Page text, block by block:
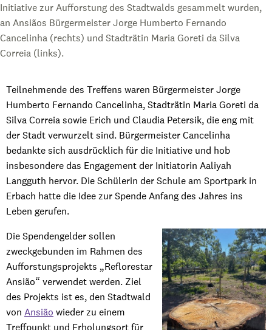
Initiative zur Aufforstung des Stadtwalds gesammelt wurden,
an Ansiãos Bürgermeister Jorge Humberto Fernando
Cancelinha (rechts) und Stadträtin Maria Goreti da Silva
Correia (links).
Teilnehmende des Treffens waren Bürgermeister Jorge
Humberto Fernando Cancelinha, Stadträtin Maria Goreti da
Silva Correia sowie Erich und Claudia Petersik, die eng mit
der Stadt verwurzelt sind. Bürgermeister Cancelinha
bedankte sich ausdrücklich für die Initiative und hob
insbesondere das Engagement der Initiatorin Aaliyah
Langguth hervor. Die Schülerin der Schule am Sportpark in
Erbach hatte die Idee zur Spende Anfang des Jahres ins
Leben gerufen.
Die Spendengelder sollen
zweckgebunden im Rahmen des
Aufforstungsprojekts „Reflorestar
Ansião“ verwendet werden. Ziel
des Projekts ist es, den Stadtwald
von Ansião wieder zu einem
Treffpunkt und Erholungsort für